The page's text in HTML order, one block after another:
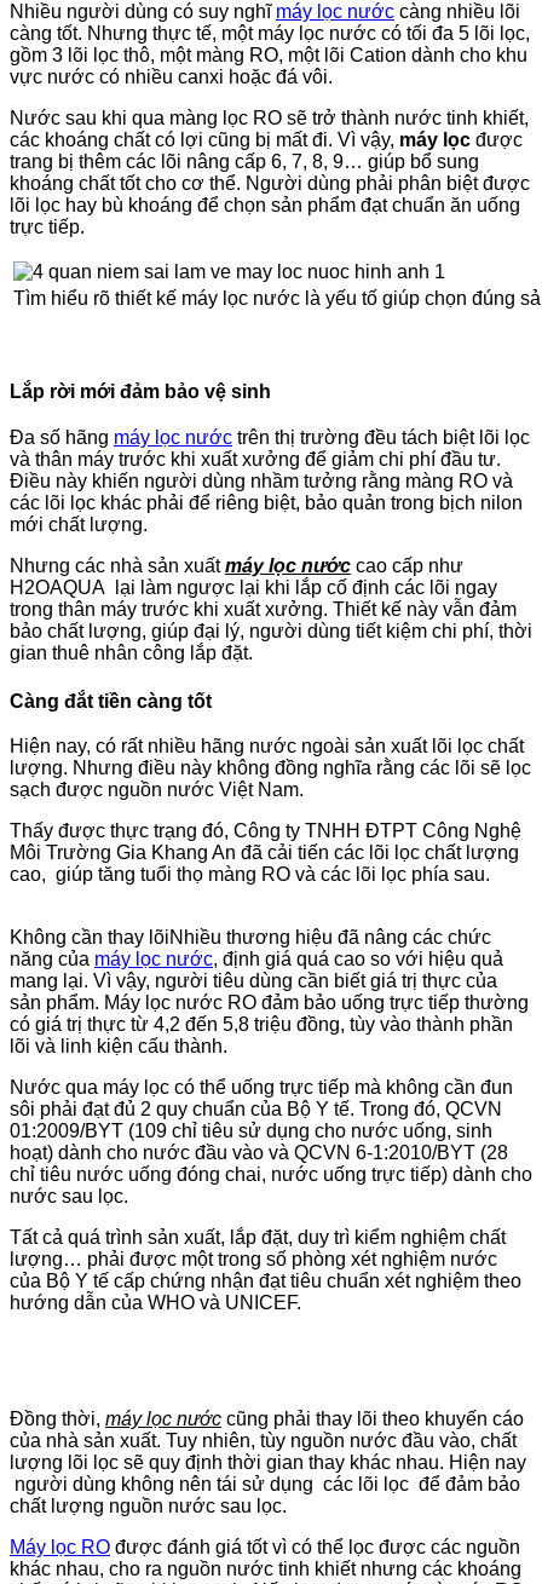
Nhiều người dùng có suy nghĩ máy lọc nước càng nhiều lõi
càng tốt. Nhưng thực tế, một máy lọc nước có tối đa 5 lõi lọc,
gồm 3 lõi lọc thô, một màng RO, một lõi Cation dành cho khu
vực nước có nhiều canxi hoặc đá vôi.
Nước sau khi qua màng lọc RO sẽ trở thành nước tinh khiết,
các khoáng chất có lợi cũng bị mất đi. Vì vậy, máy lọc được
trang bị thêm các lõi nâng cấp 6, 7, 8, 9… giúp bổ sung
khoáng chất tốt cho cơ thể. Người dùng phải phân biệt được
lõi lọc hay bù khoáng để chọn sản phẩm đạt chuẩn ăn uống
trực tiếp.
Tìm hiểu rõ thiết kế máy lọc nước là yếu tố giúp chọn đúng
Lắp rời mới đảm bảo vệ sinh
Đa số hãng máy lọc nước trên thị trường đều tách biệt lõi lọc
và thân máy trước khi xuất xưởng để giảm chi phí đầu tư.
Điều này khiến người dùng nhầm tưởng rằng màng RO và
các lõi lọc khác phải để riêng biệt, bảo quản trong bịch nilon
mới chất lượng.
Nhưng các nhà sản xuấtmáy lọc nước cao cấp như
H2OAQUA lại làm ngược lại khi lắp cố định các lõi ngay
trong thân máy trước khi xuất xưởng. Thiết kế này vẫn đảm
bảo chất lượng, giúp đại lý, người dùng tiết kiệm chi phí, thời
gian thuê nhân công lắp đặt.
Càng đắt tiền càng tốt
Hiện nay, có rất nhiều hãng nước ngoài sản xuất lõi lọc chất
lượng. Nhưng điều này không đồng nghĩa rằng các lõi sẽ lọc
sạch được nguồn nước Việt Nam.
Thấy được thực trạng đó, Công ty TNHH ĐTPT Công Nghệ
Môi Trường Gia Khang An đã cải tiến các lõi lọc chất lượng
cao, giúp tăng tuổi thọ màng RO và các lõi lọc phía sau.
Không cần thay lõiNhiều thương hiệu đã nâng các chức
năng của máy lọc nước, định giá quá cao so với hiệu quả
mang lại. Vì vậy, người tiêu dùng cần biết giá trị thực của
sản phẩm. Máy lọc nước RO đảm bảo uống trực tiếp thường
có giá trị thực từ 4,2 đến 5,8 triệu đồng, tùy vào thành phần
lõi và linh kiện cấu thành.
Nước qua máy lọc có thể uống trực tiếp mà không cần đun
sôi phải đạt đủ 2 quy chuẩn của Bộ Y tế. Trong đó, QCVN
01:2009/BYT (109 chỉ tiêu sử dụng cho nước uống, sinh
hoạt) dành cho nước đầu vào và QCVN 6-1:2010/BYT (28
chỉ tiêu nước uống đóng chai, nước uống trực tiếp) dành cho
nước sau lọc.
Tất cả quá trình sản xuất, lắp đặt, duy trì kiểm nghiệm chất
lượng… phải được một trong số phòng xét nghiệm nước
của Bộ Y tế cấp chứng nhận đạt tiêu chuẩn xét nghiệm theo
hướng dẫn của WHO và UNICEF.
Đồng thời, máy lọc nước cũng phải thay lõi theo khuyến cáo
của nhà sản xuất. Tuy nhiên, tùy nguồn nước đầu vào, chất
lượng lõi lọc sẽ quy định thời gian thay khác nhau. Hiện nay
người dùng không nên tái sử dụng các lõi lọc để đảm bảo
chất lượng nguồn nước sau lọc.
Máy lọc RO được đánh giá tốt vì có thể lọc được các nguồn
khác nhau, cho ra nguồn nước tinh khiết nhưng các khoáng